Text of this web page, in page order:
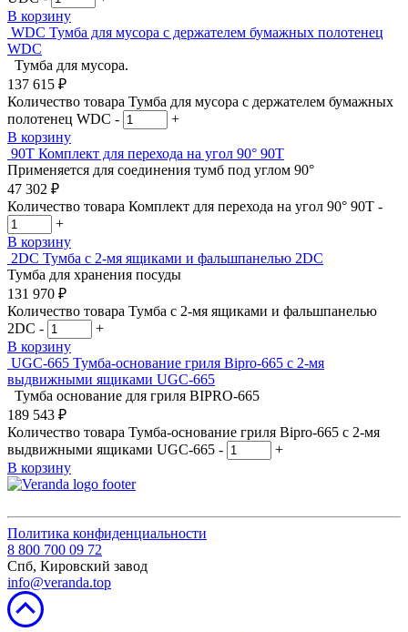
В корзину
WDC Тумба для мусора с держателем бумажных полотенец
WDC
Тумба для мусора.
137 615 ₽
Количество товара Тумба для мусора с держателем бумажных
полотенец WDC -
+
В корзину
90T Комплект для перехода на угол 90° 90T
Применяется для соединения тумб под углом 90°
47 302 ₽
Количество товара Комплект для перехода на угол 90° 90T -
+
В корзину
2DC Тумба с 2-мя ящиками и фальшпанелью 2DC
Тумба для хранения посуды
131 970 ₽
Количество товара Тумба с 2-мя ящиками и фальшпанелью
2DC -
+
В корзину
UGC-665 Тумба-основание гриля Bipro-665 с 2-мя
выдвижными ящиками UGC-665
Тумба основание для гриля BIPRO-665
189 543 ₽
Количество товара Тумба-основание гриля Bipro-665 с 2-мя
выдвижными ящиками UGC-665 -
+
В корзину
Политика конфиденциальности
8 800 700 09 72
Спб, Кировский завод
info@veranda.top